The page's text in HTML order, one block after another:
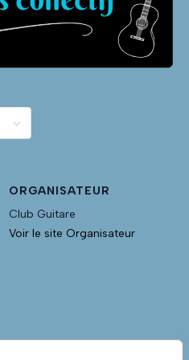
ORGANISATEUR
Club Guitare
Voir le site Organisateur